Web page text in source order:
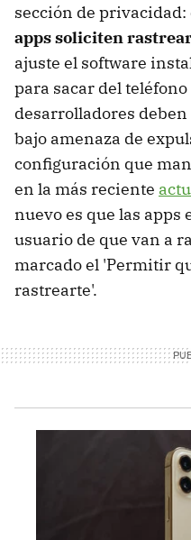
sección de privacidad:
apps soliciten
ajuste el software
para sacar del teléfono
desarrolladores
bajo amenaza de
configuración que
en la más reciente
nuevo es que las apps
usuario de que van a
marcado el 'Permitir
rastrearte'.